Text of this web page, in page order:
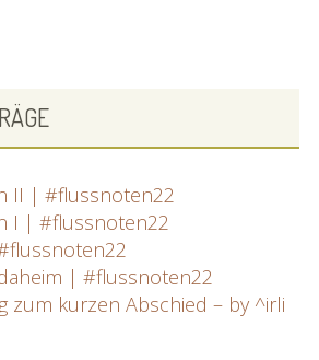
wie
II | #flussnoten22
I | #flussnoten22
| #flussnoten22
zum kurzen Abschied – by ^irli